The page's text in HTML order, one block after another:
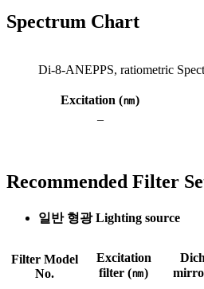
Spectrum Chart
Di-8-ANEPPS, ratiometric
Excitation (㎚)
–
Recommended Filter
일반 형광 Lighting source
Filter Model
No.
Excitation
filter (㎚)